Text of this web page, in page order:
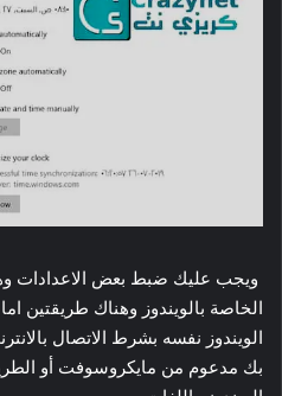
ويجب عليك ضبط بعض الاعدادات
الخاصة بالويندوز وهناك طريقتين
الويندوز نفسه بشرط الاتصال
بك مدعوم من مايكروسوفت أو